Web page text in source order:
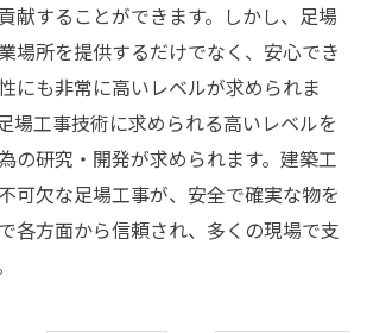
献することができます。しかし、足場
場所を提供するだけでなく、安心でき
にも非常に高いレベルが求められま
場工事技術に求められる高いレベルを
の研究・開発が求められます。建築工
可欠な足場工事が、安全で確実な物を
各方面から信頼され、多くの現場で支